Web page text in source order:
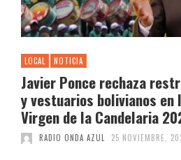
LOCAL NOTICIA
Javier Ponce rechaza
y vestuarios bolivianos en
Virgen de la Candelaria
RADIO ONDA AZUL 25 NOVIEMBRE,